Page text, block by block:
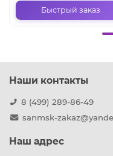
Быстрый заказ
Наши контакты
8 (499) 289-86-49
sanmsk-
Наш адрес